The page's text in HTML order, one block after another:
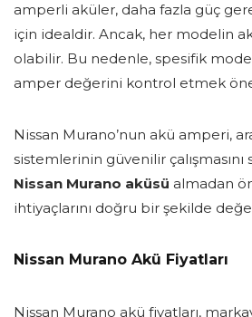
amperli aküler, daha fazla güç
için idealdir. Ancak, her modelin
olabilir. Bu nedenle, spesifik
amper değerini kontrol etmek
Nissan Murano’nun akü amperi,
sistemlerinin güvenilir
Nissan Murano aküsü almadan
ihtiyaçlarını doğru bir şekilde
Nissan Murano Akü Fiyatları
Nissan Murano akü fiyatları,